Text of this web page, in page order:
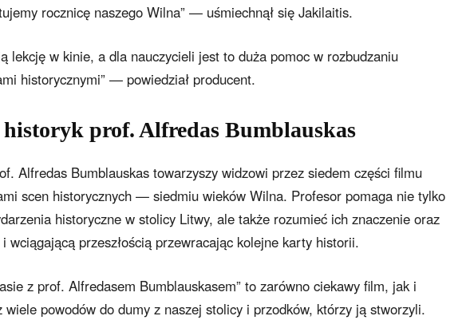
rocznicę naszego Wilna” — uśmiechnął się Jakilaitis.
lekcję w kinie, a dla nauczycieli jest to duża pomoc w rozbudzaniu
historycznymi” — powiedział producent.
prof. Alfredas Bumblauskas
Alfredas Bumblauskas towarzyszy widzowi przez siedem części filmu
scen historycznych — siedmiu wieków Wilna. Profesor pomaga nie tylko
historyczne w stolicy Litwy, ale także rozumieć ich znaczenie oraz
wciągającą przeszłością przewracając kolejne karty historii.
z prof. Alfredasem Bumblauskasem” to zarówno ciekawy film, jak i
powodów do dumy z naszej stolicy i przodków, którzy ją stworzyli.